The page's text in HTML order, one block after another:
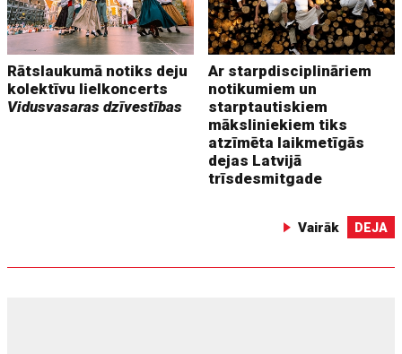
Rātslaukumā notiks deju
kolektīvu lielkoncerts
Vidusvasaras dzīvestības
Ar starpdisciplināriem
notikumiem un
starptautiskiem
māksliniekiem tiks
atzīmēta laikmetīgās
dejas Latvijā
trīsdesmitgade
Vairāk DEJA